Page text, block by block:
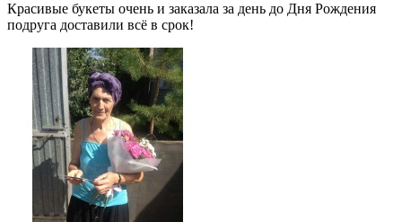
Красивые букеты очень и заказала за день до Дня Рождения
подруга доставили всё в срок!